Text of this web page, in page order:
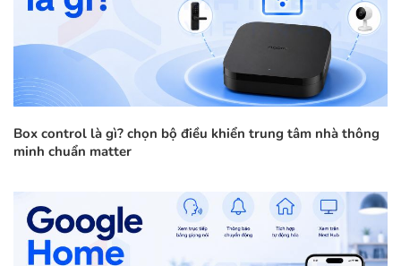
Box control là gì? chọn bộ điều khiển trung tâm nhà thông
minh chuẩn matter